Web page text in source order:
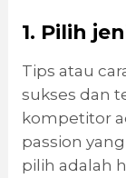
1. Pilih
Tips atau
sukses dan
kompetitor
passion
pilih adalah